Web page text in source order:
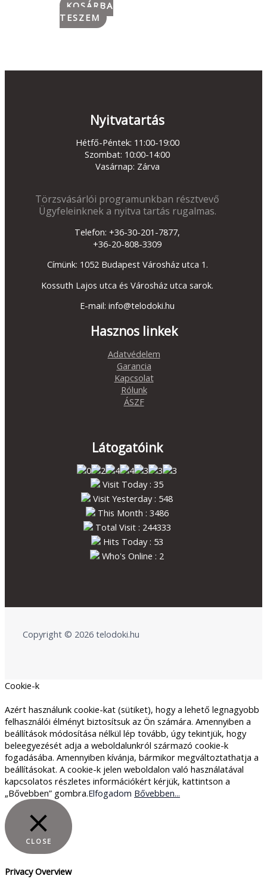
KOSÁRBA
TESZEM
Nyitvatartás
Hétfő-Péntek: 11:00-19:00
Szombat: 10:00-14:00
Vasárnap: Zárva
Törzsvásárlói programunkban résztvevő
Ügyfeleinknek a nyitva tartás rugalmas.
Telefon: +36-30-201-7877,
+36-20-808-3309
Címünk: 1052 Budapest Városház utca 1.
Kossuth Lajos utca és Városház utca sarok.
E-mail: info@telodoki.hu
Hasznos linkek
Adatvédelem
Garancia
Kapcsolat
Rólunk
ÁSZF
Látogatóink
Visit Today : 35
Visit Yesterday : 548
This Month : 3486
Total Visit : 244333
Hits Today : 53
Who's Online : 2
Copyright © 2026 telodoki.hu
Cookie-k
Azért használunk cookie-kat (sütiket), hogy a lehető legnagyobb
felhasználói élményt biztosítsuk az Ön számára. Amennyiben a
beállítások módosítása nélkül lép tovább, úgy tekintjük, hogy
beleegyezését adja a weboldalunkról származó cookie-k
fogadásába. Amennyiben kívánja, bármikor megváltoztathatja a
beállításokat. A cookie-k jelen weboldalon való használatával
kapcsolatos részletes információkért kérjük, kattintson a
„Bővebben” gombra.Elfogadom Bővebben...
CLOSE
Privacy Overview